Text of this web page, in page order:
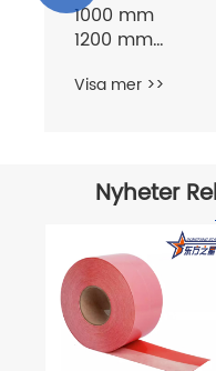
2000MM PE
PP
Visa mer >>
Nyheter